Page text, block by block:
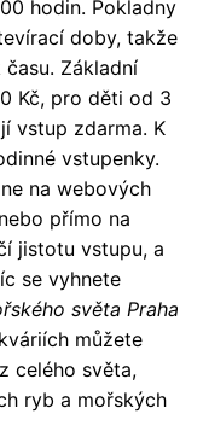
hodin. Pokladny
doby, takže
Základní
Kč, pro děti od 3
vstup zdarma. K
vstupenky.
na webových
přímo na
jistotu vstupu, a
se vyhnete
světa Praha
můžete
celého světa,
ryb a mořských